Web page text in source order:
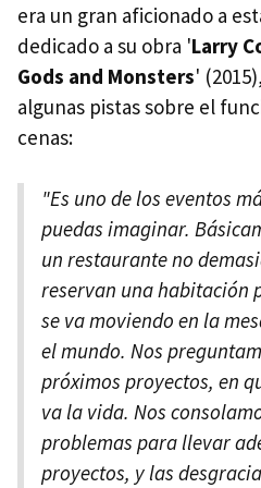
era un gran aficionado a
dedicado a su obra 'Larry
Gods and Monsters'
algunas pistas sobre el
cenas:
"Es uno de los eventos
puedas imaginar.
un restaurante no
reservan una habitación
se va moviendo en la
el mundo. Nos
próximos proyectos, en
va la vida. Nos
problemas para llevar
proyectos, y las